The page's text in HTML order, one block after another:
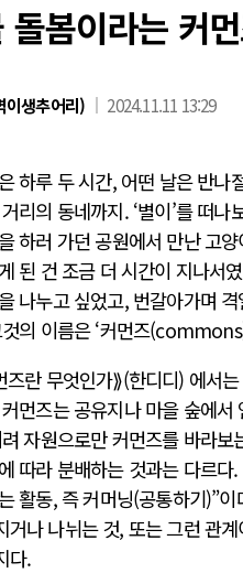
돌봄이라는 커
이생추어리) 2024.11.11 13:29
하루 두 시간, 어떤 날은 반
리의 동네까지. ‘별이’를 떠
하러 가던 공원에서 만난 고
된 건 조금 더 시간이 지나서
나누고 싶었고, 번갈아가며
의 이름은 ‘커먼즈
즈란 무엇인가⟫(한디디) 에서
먼즈는 공유지나 마을 숲에
자원으로만 커먼즈를 바라
따라 분배하는 것과는 다르다.
활동, 즉 커머닝(공통하기)”
거나 나뉘는 것, 또는 그런 관
다.
중국 AI, 저가 공세로 글로벌
AI 국부펀드 구상 놓고 미국 진
AI 데이터센터 반대 투쟁은 새
AI의 숨은 환경 비용: 데이터센